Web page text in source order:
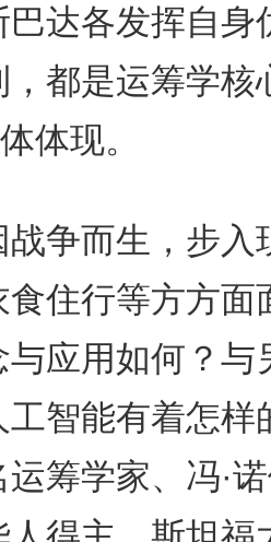
达各发挥自身
都是运筹学核
体现。
争而生，步入
食住行等方方面
应用如何？与
智能有着怎样
筹学家、冯·